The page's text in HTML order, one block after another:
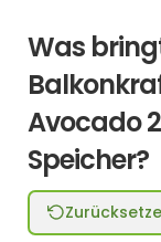
Was
Avocado
Speicher?